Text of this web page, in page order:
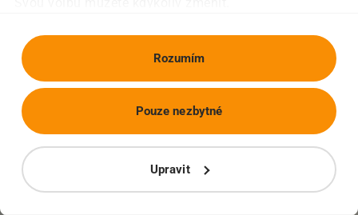
Rozumím
Upravit
Pouze nezbytné